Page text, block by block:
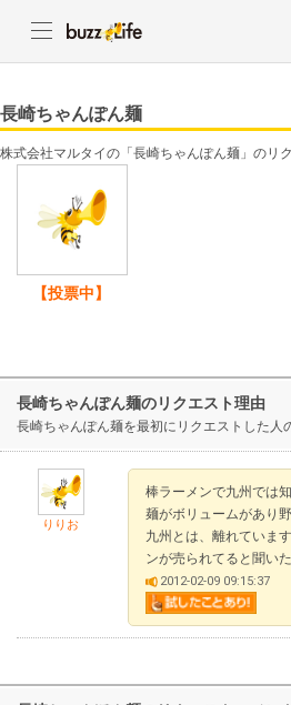
長崎ちゃんぽん麺
株式会社マルタイの「長崎ちゃんぽん麺」のリ
【投票中】
長崎ちゃんぽん麺のリクエスト理由
長崎ちゃんぽん麺を最初にリクエストした人
りりお
棒ラーメンで九州では
麺がボリュームがあり
九州とは、離れていま
ンが売られてると聞い
2012-02-09 09:15:37